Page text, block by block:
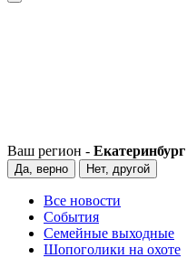
Ваш регион -
Да, верно Нет, другой
Все новости
События
Семейные выходные
Шопоголики на охоте